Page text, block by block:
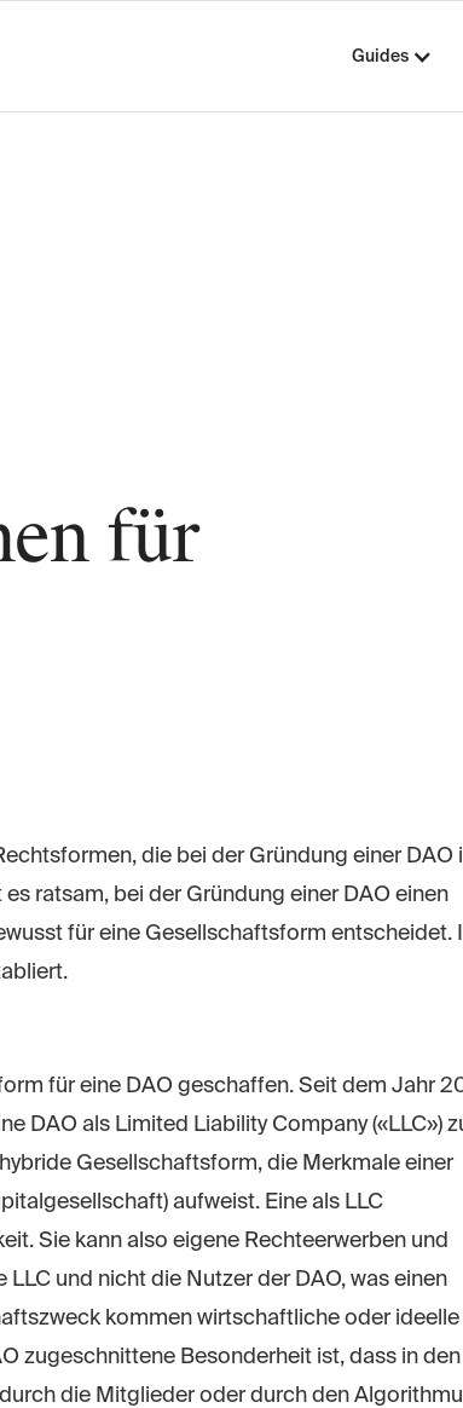
Guides
für
die bei der Gründung einer DAO
ratsam, bei der Gründung einer DAO einen
für eine Gesellschaftsform entscheidet.
für eine DAO geschaffen. Seit dem Jahr
DAO als Limited Liability Company («LLC»)
Gesellschaftsform, die Merkmale einer
aufweist. Eine als LLC
Sie kann also eigene Rechteerwerben und
und nicht die Nutzer der DAO, was einen
kommen wirtschaftliche oder ideelle
zugeschnittene Besonderheit ist, dass in den
die Mitglieder oder durch den